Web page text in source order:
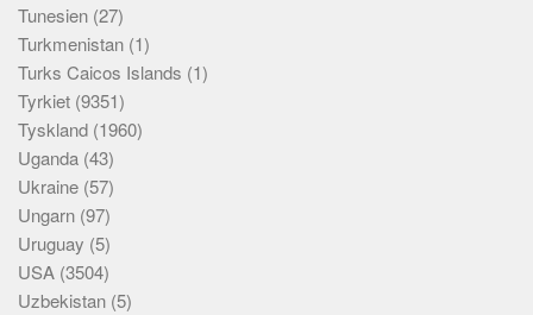
Tunesien (27)
Turkmenistan (1)
Turks Caicos Islands (1)
Tyrkiet (9351)
Tyskland (1960)
Uganda (43)
Ukraine (57)
Ungarn (97)
Uruguay (5)
USA (3504)
Uzbekistan (5)